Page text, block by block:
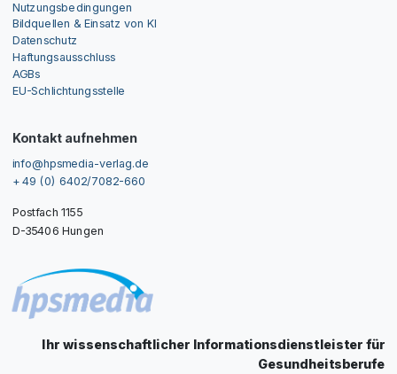
Nutzungsbedingungen
Bildquellen & Einsatz von KI
Datenschutz
Haftungsausschluss
AGBs
EU-Schlichtungsstelle
Kontakt aufnehmen
info@hpsmedia-verlag.de
+ 49 (0) 6402/7082-660
Postfach 1155
D-35406 Hungen
Ihr wissenschaftlicher Informationsdienstleister für
Gesundheitsberufe